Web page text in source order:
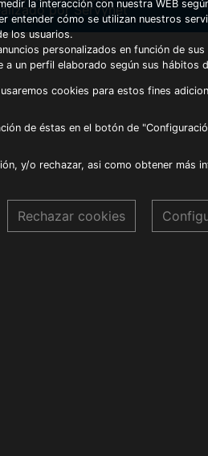
por Servynet
la interacción con nuestra WEB
entender cómo se utilizan nuestros
los usuarios.
personalizados en función de
a un perfil elaborado según sus hábitos
cookies para estos fines
de éstas en el botón de
y/o rechazar, asi como obtener más
Rechazar cookies